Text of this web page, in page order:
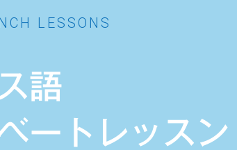
LESSONS
語
ートレッスン